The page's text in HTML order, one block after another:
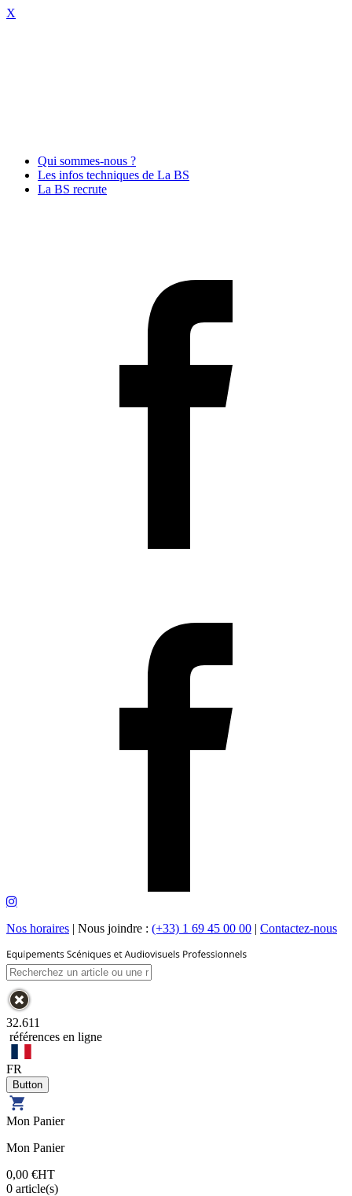
X
Qui sommes-nous ?
Les infos techniques de La BS
La BS recrute
Nos horaires | Nous joindre : (+33) 1 69 45 00 00 | Contactez-nous
32.611
références en ligne
FR
Mon Panier
Mon Panier
0,00 €HT
0 article(s)